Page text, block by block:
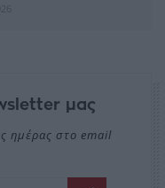
μας
ημέρας στο email